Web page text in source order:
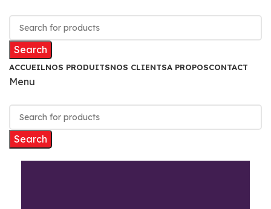
Search
ACCUEILNOS PRODUITSNOS CLIENTSA PROPOSCONTACT
Menu
Search